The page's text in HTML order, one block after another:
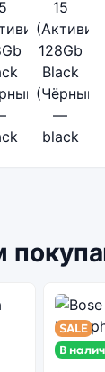
SALE
В